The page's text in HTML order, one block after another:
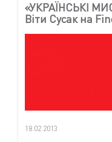
«УКРАЇНСЬКІ
Віти Сусак на
18.02.2013